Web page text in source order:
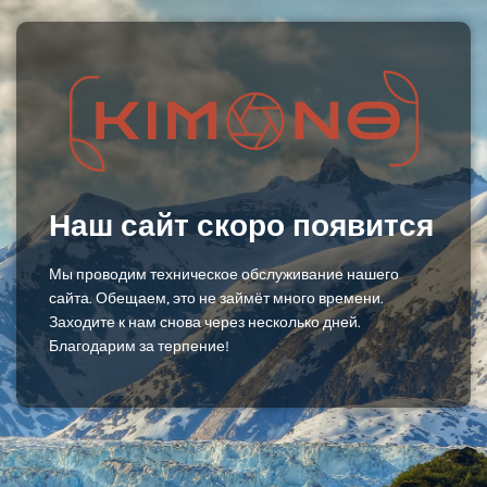
Наш сайт скоро появится
Мы проводим техническое обслуживание нашего
сайта. Обещаем, это не займёт много времени.
Заходите к нам снова через несколько дней.
Благодарим за терпение!